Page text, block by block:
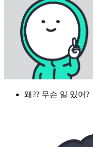
왜?? 무슨 일 있어?